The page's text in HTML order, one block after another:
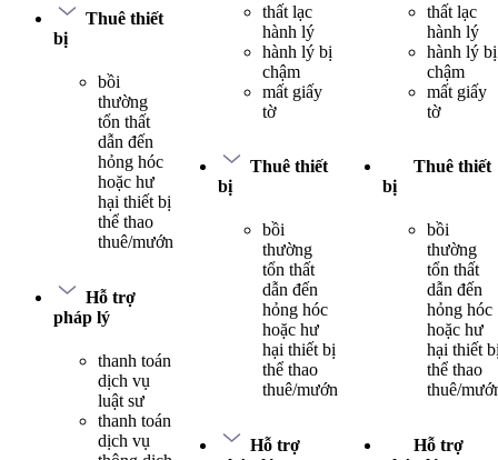
Thuê thiết
bị
bồi
thường
tổn thất
dẫn đến
hỏng hóc
hoặc hư
hại thiết bị
thể thao
thuê/mướn
Hỗ trợ
pháp lý
thanh toán
dịch vụ
luật sư
thanh toán
dịch vụ
thất lạc
hành lý
hành lý bị
chậm
mất giấy
tờ
Thuê thiết
bị
bồi
thường
tổn thất
dẫn đến
hỏng hóc
hoặc hư
hại thiết bị
thể thao
thuê/mướn
Hỗ trợ
thất lạc
hành lý
hành lý bị
chậm
mất giấy
tờ
Thuê thiết
bị
bồi
thường
tổn thất
dẫn đến
hỏng hóc
hoặc hư
hại thiết
thể thao
thuê/
Hỗ trợ